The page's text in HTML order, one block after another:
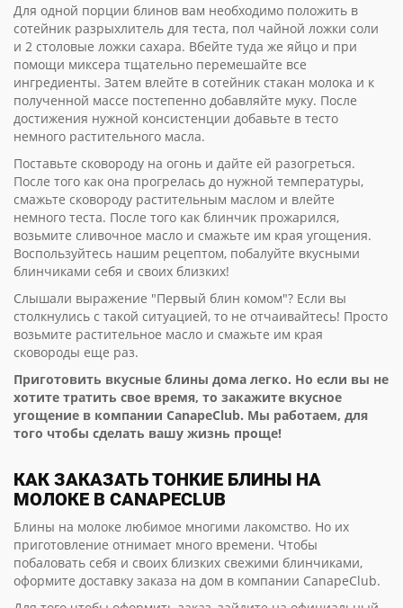
Для одной порции блинов вам необходимо положить в
сотейник разрыхлитель для теста, пол чайной ложки соли
и 2 столовые ложки сахара. Вбейте туда же яйцо и при
помощи миксера тщательно перемешайте все
ингредиенты. Затем влейте в сотейник стакан молока и к
полученной массе постепенно добавляйте муку. После
достижения нужной консистенции добавьте в тесто
немного растительного масла.
Поставьте сковороду на огонь и дайте ей разогреться.
После того как она прогрелась до нужной температуры,
смажьте сковороду растительным маслом и влейте
немного теста. После того как блинчик прожарился,
возьмите сливочное масло и смажьте им края угощения.
Воспользуйтесь нашим рецептом, побалуйте вкусными
блинчиками себя и своих близких!
Слышали выражение "Первый блин комом"? Если вы
столкнулись с такой ситуацией, то не отчаивайтесь! Просто
возьмите растительное масло и смажьте им края
сковороды еще раз.
Приготовить вкусные блины дома легко. Но если вы не
хотите тратить свое время, то закажите вкусное
угощение в компании CanapeClub. Мы работаем, для
того чтобы сделать вашу жизнь проще!
КАК ЗАКАЗАТЬ ТОНКИЕ БЛИНЫ НА
МОЛОКЕ В CANAPECLUB
Блины на молоке любимое многими лакомство. Но их
приготовление отнимает много времени. Чтобы
побаловать себя и своих близких свежими блинчиками,
оформите доставку заказа на дом в компании CanapeClub.